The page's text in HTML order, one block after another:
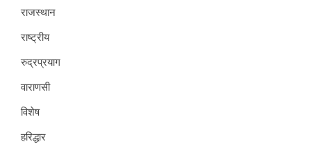
राजस्थान
राष्ट्रीय
रुद्रप्रयाग
वाराणसी
विशेष
हरिद्धार